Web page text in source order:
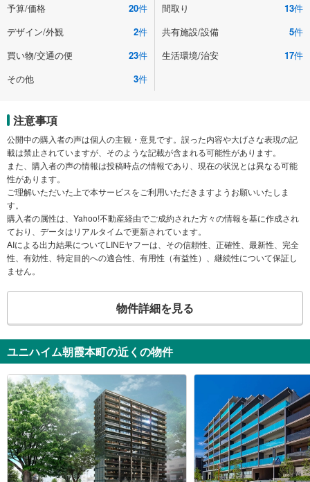
予算/価格 20件 間取り 13件
デザイン/外観
2件 共有施設/設備 5件
買い物/交通の便
23件 生活環境/治安 17件
その他
3件
注意事項
公開中の購入者の声は個人の主観・意見です。誤った内容や大げさな表現の記
載は禁止されていますが、そのような記載が含まれる可能性があります。
また、購入者の声の情報は投稿時点の情報であり、現在の状況とは異なる可能
性があります。
ご理解いただいた上で本サービスをご利用いただきますようお願いいたしま
す。
購入者の属性は、Yahoo!不動産経由でご成約された方々の情報を基に作成され
ており、データはリアルタイムで更新されています。
AIによる出力結果についてLINEヤフーは、その信頼性、正確性、最新性、完全
性、有効性、特定目的への適合性、有用性（有益性）、継続性について保証し
ません。
物件詳細を見る
ユニハイム朝霞本町の近くの物件